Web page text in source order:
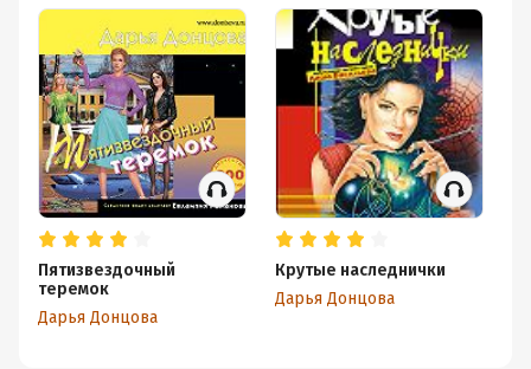
Пятизвездочный
теремок
Дарья Донцова
Крутые наследнички
Дарья Донцова